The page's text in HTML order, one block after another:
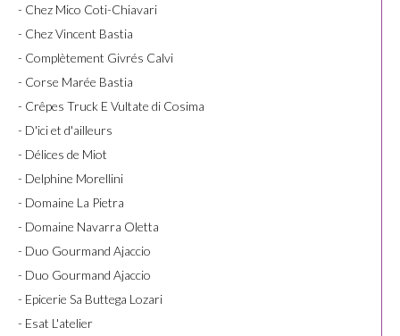
- Chez Mico Coti-Chiavari
- Chez Vincent Bastia
- Complètement Givrés Calvi
- Corse Marée Bastia
- Crêpes Truck E Vultate di Cosima
- D'ici et d'ailleurs
- Délices de Miot
- Delphine Morellini
- Domaine La Pietra
- Domaine Navarra Oletta
- Duo Gourmand Ajaccio
- Duo Gourmand Ajaccio
- Epicerie Sa Buttega Lozari
- Esat L'atelier